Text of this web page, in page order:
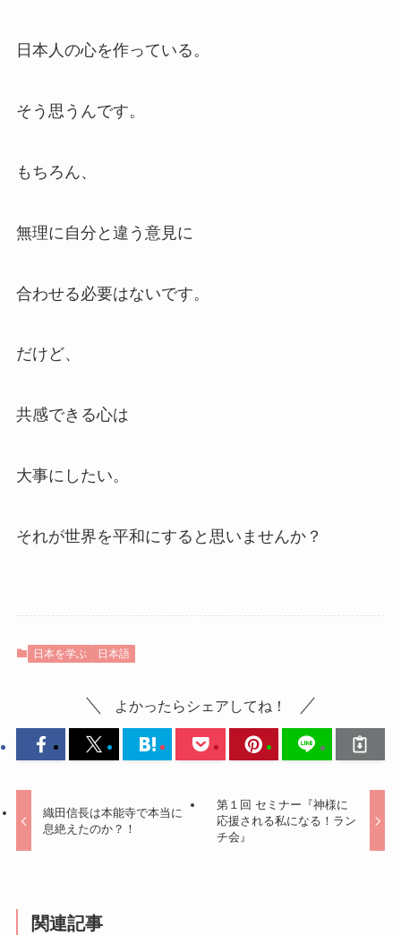
日本人の心を作っている。
そう思うんです。
もちろん、
無理に自分と違う意見に
合わせる必要はないです。
だけど、
共感できる心は
大事にしたい。
それが世界を平和にすると思いませんか？
日本を学ぶ 日本語
よかったらシェアしてね！
織田信長は本能寺で本当に
息絶えたのか？！
第１回 セミナー『神様に
応援される私になる！ラン
チ会』
関連記事